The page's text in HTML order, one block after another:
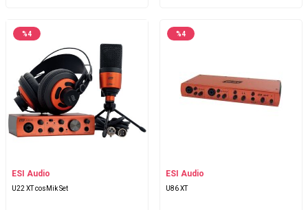
%4
ESI Audio
U22 XT cosMik Set
%4
ESI Audio
U86 XT